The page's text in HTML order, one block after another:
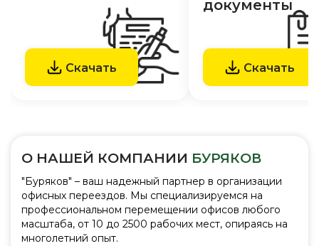
Скачать
документы
Скачать
О НАШЕЙ КОМПАНИИ БУРЯКОВ
"Буряков" – ваш надежный партнер в организации
офисных переездов. Мы специализируемся на
профессиональном перемещении офисов любого
масштаба, от 10 до 2500 рабочих мест, опираясь на
многолетний опыт.